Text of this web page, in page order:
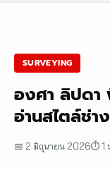
SURVEYING
องศา ลิปดา
อ่านสไตล์ช่า
📅 2 มิถุนายน 2026⏱ 1